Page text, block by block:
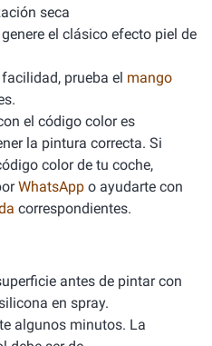
seca
el clásico efecto piel de
prueba el mango
el código color es
la pintura correcta. Si
color de tu coche,
WhatsApp o ayudarte con
correspondientes.
antes de pintar con
en spray.
algunos minutos. La